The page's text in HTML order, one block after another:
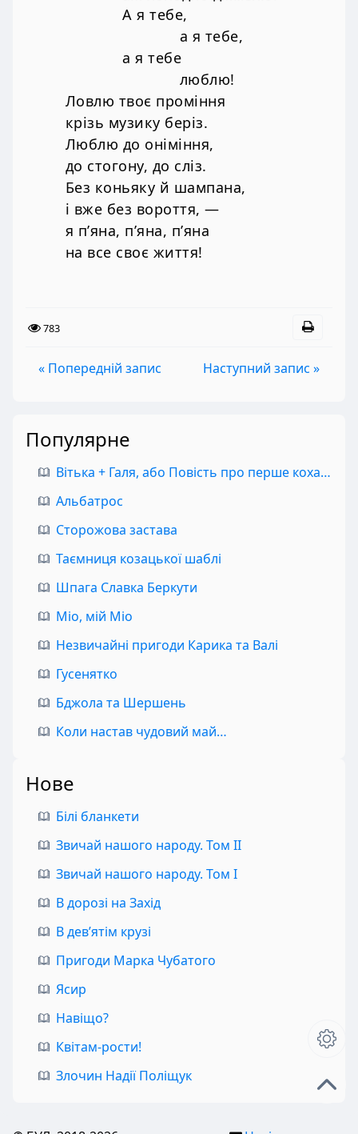
А я тебе,
а я тебе,
а я тебе
люблю!
Ловлю твоє проміння
крізь музику беріз.
Люблю до оніміння,
до стогону, до сліз.
Без коньяку й шампана,
і вже без вороття, —
я п’яна, п’яна, п’яна
на все своє життя!
783
« Попередній запис Наступний запис »
Популярне
Вітька + Галя, або Повість про перше кохання
Альбатрос
Сторожова застава
Таємниця козацької шаблі
Шпага Славка Беркути
Міо, мій Міо
Незвичайні пригоди Карика та Валі
Гусенятко
Бджола та Шершень
Коли настав чудовий май…
Нове
Білі бланкети
Звичай нашого народу. Том II
Звичай нашого народу. Том I
В дорозі на Захід
В дев’ятім крузі
Пригоди Марка Чубатого
Ясир
Навіщо?
Квітам-рости!
Злочин Надії Поліщук